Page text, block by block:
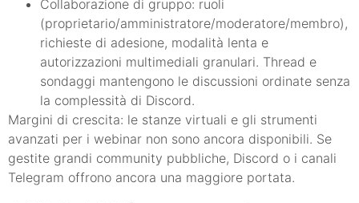
Collaborazione di gruppo: ruoli
(proprietario/amministratore/moderatore/membro),
richieste di adesione, modalità lenta e
autorizzazioni multimediali granulari. Thread e
sondaggi mantengono le discussioni ordinate senza
la complessità di Discord.
Margini di crescita: le stanze virtuali e gli strumenti
avanzati per i webinar non sono ancora disponibili. Se
gestite grandi community pubbliche, Discord o i canali
Telegram offrono ancora una maggiore portata.